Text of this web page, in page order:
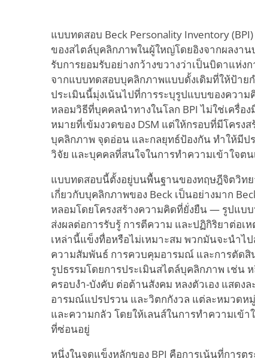
แบบทดสอบ Beck Personality Inventory
ของสไตล์บุคลิกภาพในผู้ใหญ่โดยอิงจากผลงาน
รับการยอมรับอย่างกว้างขวางว่าเป็นบิดาแห่
จากแบบทดสอบบุคลิกภาพแบบดั้งเดิมที่ให้ป้าย
ประเมินนี้มุ่งเน้นไปที่การระบุรูปแบบของควา
หลอมวิธีที่บุคคลนำทางในโลก BPI ไม่ใช่เครื่อ
หมายที่เข้มงวดของ DSM แต่ให้กรอบที่มีโครง
บุคลิกภาพ จุดอ่อน และกลยุทธ์ป้องกัน ทำให้มีป
วิจัย และบุคคลที่สนใจในการทำความเข้าใจตน
แบบทดสอบนี้ตั้งอยู่บนพื้นฐานของทฤษฎีจิตวิท
เกี่ยวกับบุคลิกภาพของ Beck เป็นอย่างมาก
หลอมโดยโครงสร้างความคิดที่ยั่งยืน — รูปแบ
ส่งผลต่อการรับรู้ การตีความ และปฏิกิริยาต่อเ
เหล่านี้แข็งทื่อหรือไม่เหมาะสม พวกมันจะนำไ
ความสัมพันธ์ การควบคุมอารมณ์ และการตัดสิ
รูปธรรมโดยการประเมินสไตล์บุคลิกภาพ เช่น ห
ครอบงำ-บังคับ ต่อต้านสังคม หลงตัวเอง แสดง
อารมณ์แปรปรวน และวิตกกังวล แต่ละหมวดห
และความกลัว โดยให้เลนส์ในการทำความเข้
ที่ซ่อนอยู่
หนึ่งในจุดแข็งหลักของ BPI คือการเน้นที่การต